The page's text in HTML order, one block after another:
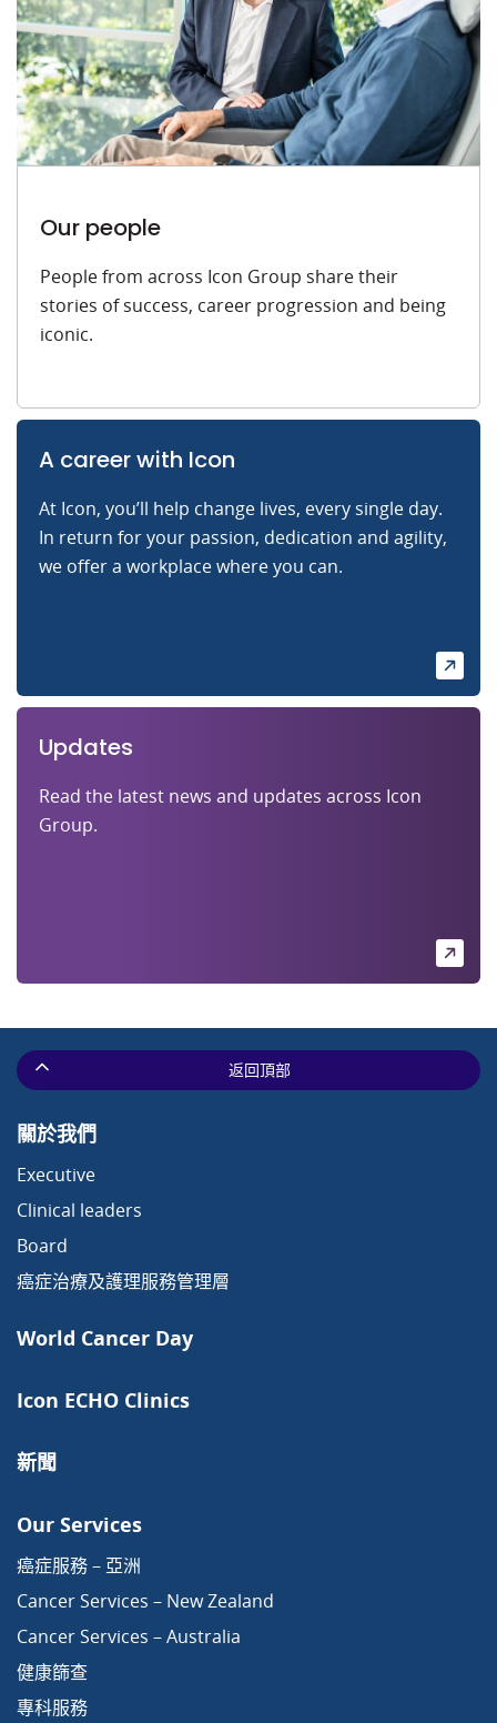
Our people
People from across Icon Group share their
stories of success, career progression and being
iconic.
A career with Icon
At Icon, you’ll help change lives, every single day.
In return for your passion, dedication and agility,
we offer a workplace where you can.
Updates
Read the latest news and updates across Icon
Group.
關於我們
Executive
Clinical leaders
Board
癌症治療及護理服務管理層
World Cancer Day
Icon ECHO Clinics
新聞
Our Services
癌症服務 – 亞洲
Cancer Services – New Zealand
Cancer Services – Australia
健康篩查
專科服務
返回頂部